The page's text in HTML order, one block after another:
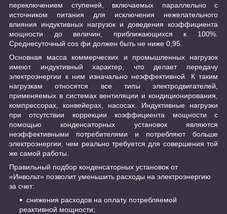
переключением ступеней, включаемых параллельно с
источником питания для исключения нежелательного
влияния индуктивных нагрузок и доведения коэффициента
мощности до величин, приближающихся к 100%.
Среднесуточный cos фи должен быть не ниже 0,95.
Основная масса коммерческих и промышленных нагрузок
имеют индуктивный характер, что делает передачу
электроэнергии к ним изначально неэффективной. К таким
нагрузкам относятся все типы электродвигателей,
применяемых в системах вентиляции и кондиционирования,
компрессорах, конвейерах, насосах. Индуктивные нагрузки
при отсутствии коррекции коэффициента мощности с
помощью конденсаторных установок являются
неэффективными потребителями и потребляют больше
электроэнергии, чем реально требуется для совершения той
же самой работы.
Правильный подбор конденсаторных установок от
«Инвольт» позволит уменьшить расходы на электроэнергию
за счет:
снижения расходов на оплату потребляемой
реактивной мощности;